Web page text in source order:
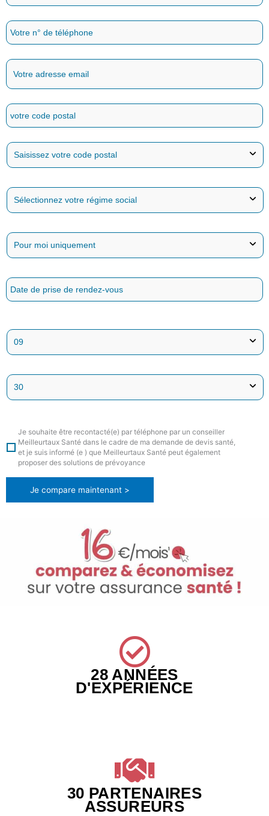
Je souhaite être recontacté(e) par téléphone par un conseiller
Meilleurtaux Santé dans le cadre de ma demande de devis santé,
et je suis informé (e ) que Meilleurtaux Santé peut également
proposer des solutions de prévoyance
Je compare maintenant >
28 ANNÉES
D'EXPÉRIENCE
30 PARTENAIRES
ASSUREURS